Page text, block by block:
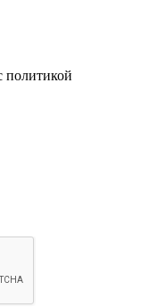
политикой